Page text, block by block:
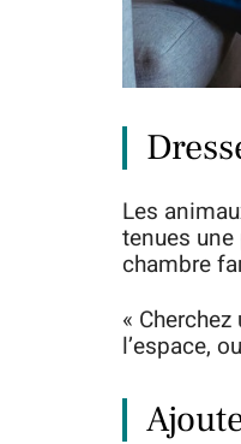
Les
tenues
chambre
«
l’espace,